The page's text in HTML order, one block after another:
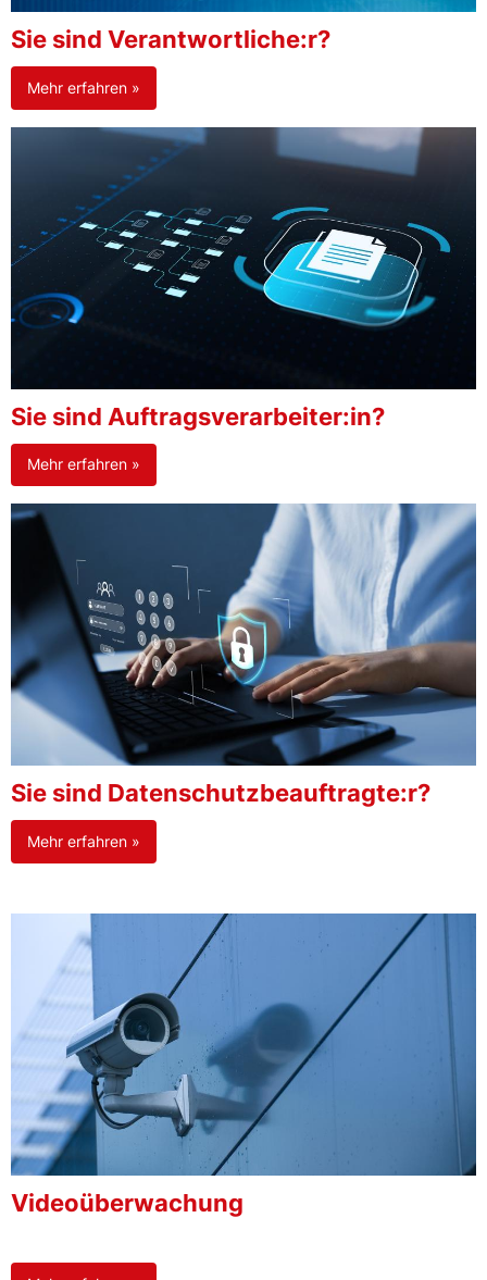
Sie sind Verantwortliche:r?
Mehr erfahren »
Sie sind Auftragsverarbeiter:in?
Mehr erfahren »
Sie sind Datenschutzbeauftragte:r?
Mehr erfahren »
Videoüberwachung